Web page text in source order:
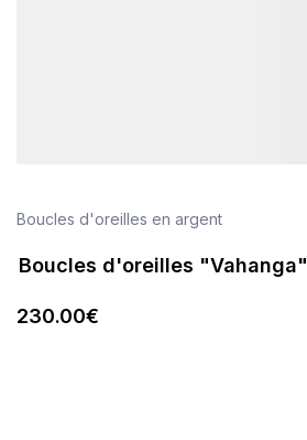
Boucles d'oreilles en argent
Boucles d'oreilles "Vahanga"
230.00€